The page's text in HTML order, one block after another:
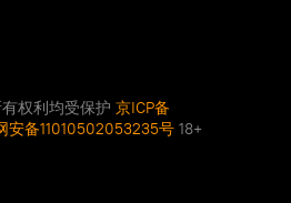
权利均受保护 京ICP备
安备11010502053235号 18+